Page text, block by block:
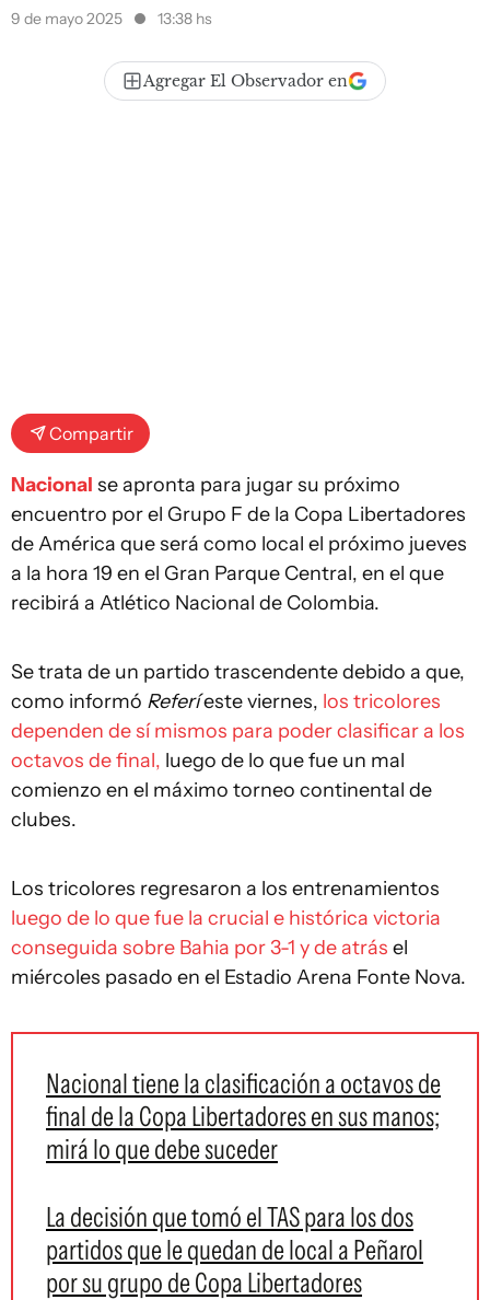
9 de mayo 2025 13:38 hs
Agregar El Observador en
Compartir
Nacional se apronta para jugar su próximo
encuentro por el Grupo F de la Copa Libertadores
de América que será como local el próximo jueves
a la hora 19 en el Gran Parque Central, en el que
recibirá a Atlético Nacional de Colombia.
Se trata de un partido trascendente debido a que,
como informó Referíeste viernes, los tricolores
dependen de sí mismos para poder clasificar a los
octavos de final, luego de lo que fue un mal
comienzo en el máximo torneo continental de
clubes.
Los tricolores regresaron a los entrenamientos
luego de lo que fue la crucial e histórica victoria
conseguida sobre Bahia por 3-1 y de atrás el
miércoles pasado en el Estadio Arena Fonte Nova.
Nacional tiene la clasificación a octavos de
final de la Copa Libertadores en sus manos;
mirá lo que debe suceder
La decisión que tomó el TAS para los dos
partidos que le quedan de local a Peñarol
por su grupo de Copa Libertadores